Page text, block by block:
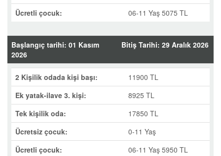
Ücretli çocuk:
06-11 Yaş 5075 TL
Başlangıç tarihi: 01 Kasım
2026
Bitiş Tarihi: 29 Aralık 2026
2 Kişilik odada kişi başı:
11900 TL
Ek yatak-ilave 3. kişi:
8925 TL
Tek kişilik oda:
17850 TL
Ücretsiz çocuk:
0-11 Yaş
Ücretli çocuk:
06-11 Yaş 5950 TL